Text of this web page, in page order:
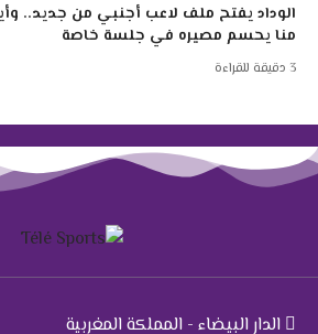
الوداد يفتح ملف لاعب أجنبي من جديد.. وأيت
منا يحسم مصيره في جلسة خاصة
الدار البيضاء - المملكة المغربية